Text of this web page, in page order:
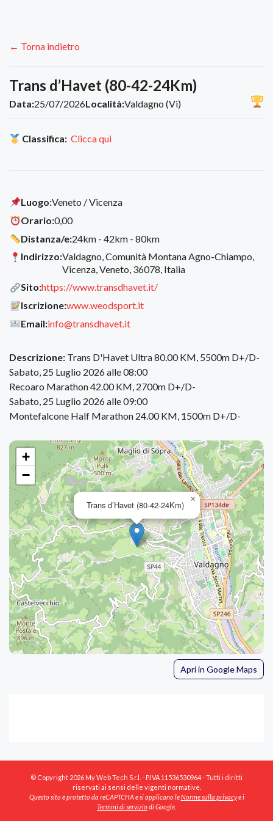
← Torna indietro
Trans d’Havet (80-42-24Km)
Data:25/07/2026Località:Valdagno (Vi)
Classifica: Clicca qui
Luogo:Veneto / Vicenza
Orario:0,00
Distanza/e:24km - 42km - 80km
Indirizzo:Valdagno, Comunità Montana Agno-Chiampo,
Vicenza, Veneto, 36078, Italia
Sito:https://www.transdhavet.it/
Iscrizione:www.weodsport.it
Email:info@transdhavet.it
Descrizione: Trans D'Havet Ultra 80.00 KM, 5500m D+/D-
Sabato, 25 Luglio 2026 alle 08:00
Recoaro Marathon 42.00 KM, 2700m D+/D-
Sabato, 25 Luglio 2026 alle 09:00
Montefalcone Half Marathon 24.00 KM, 1500m D+/D-
Trans d’Havet (80-42-24Km)
×
+
−
Apri in Google Maps
© Copyright 2026 My Web Tech S.r.l. - P.IVA 11536530964 - Tutti i diritti
riservati ai sensi delle vigenti normative.
Questo sito è protetto da reCAPTCHA e si applicano leNorme sulla privacye i
Termini di serviziodi Google.